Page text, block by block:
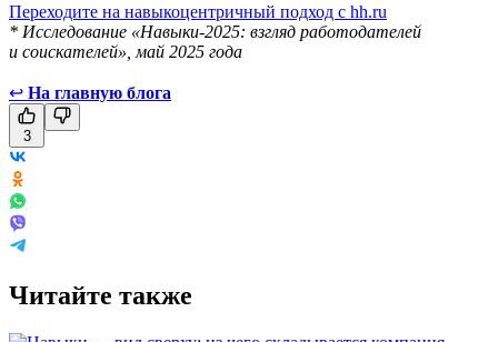
Переходите на навыкоцентричный подход с hh.ru
* Исследование «Навыки-2025: взгляд работодателей
и соискателей», май 2025 года
↩ На главную блога
3
Читайте также